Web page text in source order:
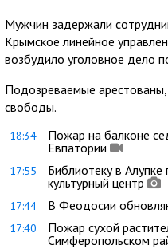
Мужчин задержали
Крымское линейное
возбудило уголовное дело
Подозреваемые
свободы.
18:34
Пожар на балконе
Евпатории
17:55
Библиотеку в
культурный центр
17:44 В Феодосии
17:40
Пожар сухой
Симферопольском